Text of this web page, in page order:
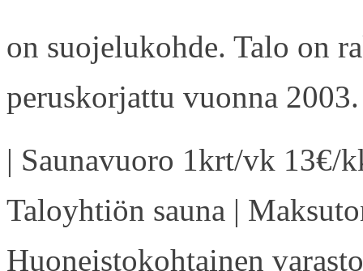
on suojelukohde. Talo on
peruskorjattu vuonna 2003.
| Saunavuoro 1krt/vk 13€/
Taloyhtiön sauna |
Huoneistokohtainen